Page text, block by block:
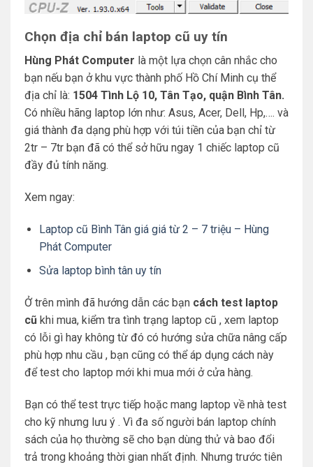
Chọn địa chỉ bán laptop cũ uy tín
Hùng Phát Computer là một lựa chọn cân nhắc cho
bạn nếu bạn ở khu vực thành phố Hồ Chí Minh cụ thể
địa chỉ là: 1504 Tình Lộ 10, Tân Tạo, quận Bình Tân.
Có nhiều hãng laptop lớn như: Asus, Acer, Dell, Hp,…. và
giá thành đa dạng phù hợp với túi tiền của bạn chỉ từ
2tr – 7tr bạn đã có thể sở hữu ngay 1 chiếc laptop cũ
đầy đủ tính năng.
Xem ngay:
Laptop cũ Bình Tân giá giá từ 2 – 7 triệu – Hùng
Phát Computer
Sửa laptop bình tân uy tín
Ở trên mình đã hướng dẫn các bạn cách test laptop
cũ khi mua, kiểm tra tình trạng laptop cũ , xem laptop
có lỗi gì hay không từ đó có hướng sửa chữa nâng cấp
phù hợp nhu cầu , bạn cũng có thể áp dụng cách này
để test cho laptop mới khi mua mới ở cửa hàng.
Bạn có thể test trực tiếp hoặc mang laptop về nhà test
cho kỹ nhưng lưu ý . Vì đa số người bán laptop chính
sách của họ thường sẽ cho bạn dùng thử và bao đổi
trả trong khoảng thời gian nhất định. Nhưng trước tiên